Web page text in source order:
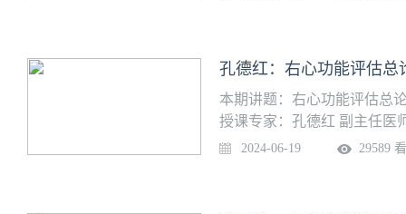
孔德红：右心功能评估总
本期讲题：右心功能评估总
授课专家：孔德红 副主任医
2024-06-19 29589